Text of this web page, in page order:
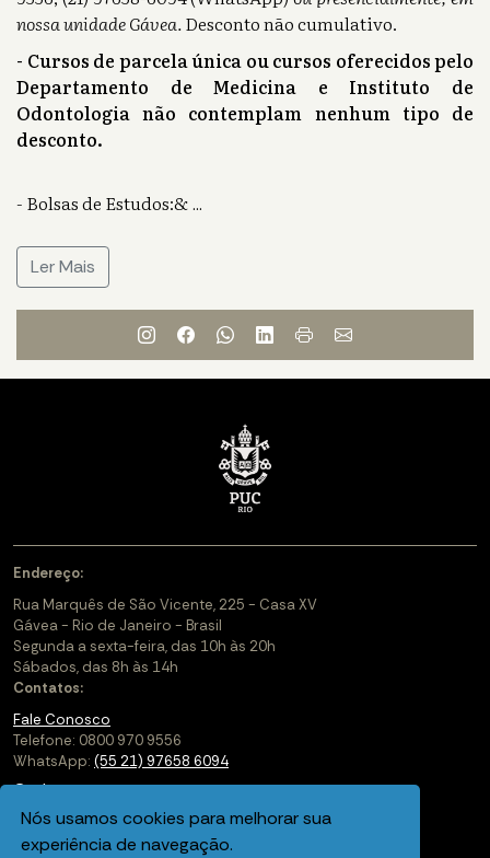
Nós usamos cookies para melhorar sua
experiência de navegação.
nossa unidade Gávea.Desconto não cumulativo.
- Cursos de parcela única ou cursos oferecidos pelo
Departamento de Medicina e Instituto de
Odontologia não contemplam nenhum tipo de
desconto.
- Bolsas de Estudos:&...
Ler Mais
Endereço:
Rua Marquês de São Vicente, 225 - Casa XV
Gávea - Rio de Janeiro - Brasil
Segunda a sexta-feira, das 10h às 20h
Sábados, das 8h às 14h
Contatos:
Fale Conosco
Telefone: 0800 970 9556
WhatsApp: (55 21) 97658 6094
Cadastre-se
Soluções Corporativas